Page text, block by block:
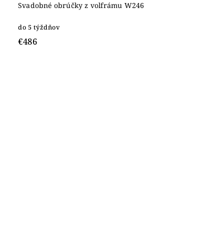
Svadobné obrúčky z volfrámu W246
do 5 týždňov
€486